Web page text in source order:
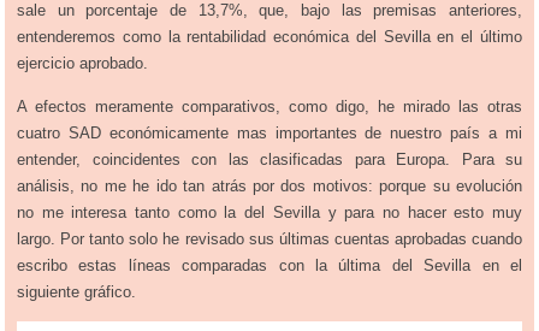
sale un porcentaje de 13,7%, que, bajo las premisas anteriores,
entenderemos como la rentabilidad económica del Sevilla en el último
ejercicio aprobado.
A efectos meramente comparativos, como digo, he mirado las otras
cuatro SAD económicamente mas importantes de nuestro país a mi
entender, coincidentes con las clasificadas para Europa. Para su
análisis, no me he ido tan atrás por dos motivos: porque su evolución
no me interesa tanto como la del Sevilla y para no hacer esto muy
largo. Por tanto solo he revisado sus últimas cuentas aprobadas cuando
escribo estas líneas comparadas con la última del Sevilla en el
siguiente gráfico.